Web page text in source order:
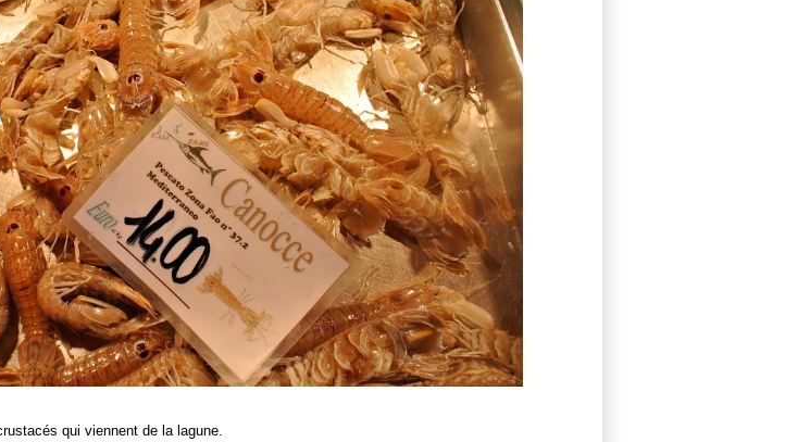
qui viennent de la lagune.